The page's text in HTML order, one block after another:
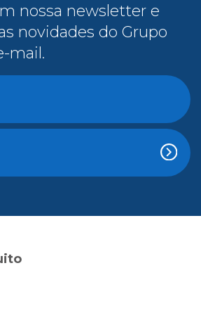
nossa newsletter e
novidades do Grupo
mail.